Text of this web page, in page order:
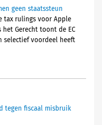
geen staatssteun
tax rulings voor Apple
Gerecht toont de EC
selectief voordeel heeft
tegen fiscaal misbruik